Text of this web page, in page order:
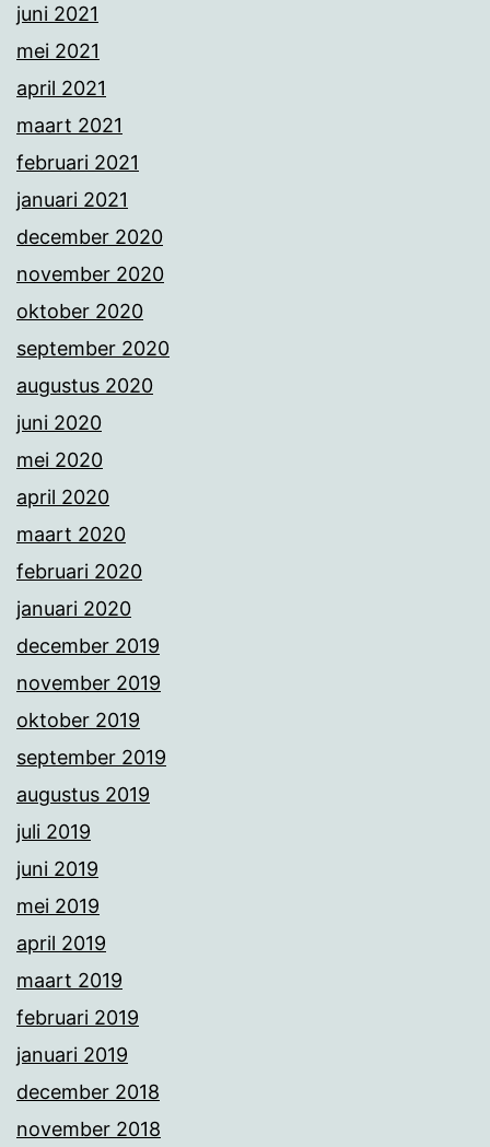
juni 2021
mei 2021
april 2021
maart 2021
februari 2021
januari 2021
december 2020
november 2020
oktober 2020
september 2020
augustus 2020
juni 2020
mei 2020
april 2020
maart 2020
februari 2020
januari 2020
december 2019
november 2019
oktober 2019
september 2019
augustus 2019
juli 2019
juni 2019
mei 2019
april 2019
maart 2019
februari 2019
januari 2019
december 2018
november 2018